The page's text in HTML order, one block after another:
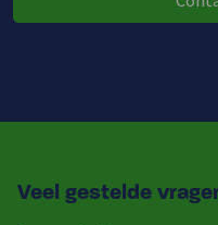
Veel gestelde